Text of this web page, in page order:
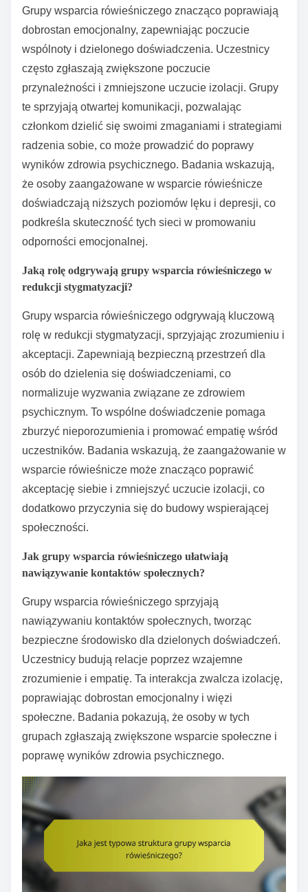
Grupy wsparcia rówieśniczego znacząco poprawiają
dobrostan emocjonalny, zapewniając poczucie
wspólnoty i dzielonego doświadczenia. Uczestnicy
często zgłaszają zwiększone poczucie
przynależności i zmniejszone uczucie izolacji. Grupy
te sprzyjają otwartej komunikacji, pozwalając
członkom dzielić się swoimi zmaganiami i strategiami
radzenia sobie, co może prowadzić do poprawy
wyników zdrowia psychicznego. Badania wskazują,
że osoby zaangażowane w wsparcie rówieśnicze
doświadczają niższych poziomów lęku i depresji, co
podkreśla skuteczność tych sieci w promowaniu
odporności emocjonalnej.
Jaką rolę odgrywają grupy wsparcia rówieśniczego w
redukcji stygmatyzacji?
Grupy wsparcia rówieśniczego odgrywają kluczową
rolę w redukcji stygmatyzacji, sprzyjając zrozumieniu i
akceptacji. Zapewniają bezpieczną przestrzeń dla
osób do dzielenia się doświadczeniami, co
normalizuje wyzwania związane ze zdrowiem
psychicznym. To wspólne doświadczenie pomaga
zburzyć nieporozumienia i promować empatię wśród
uczestników. Badania wskazują, że zaangażowanie w
wsparcie rówieśnicze może znacząco poprawić
akceptację siebie i zmniejszyć uczucie izolacji, co
dodatkowo przyczynia się do budowy wspierającej
społeczności.
Jak grupy wsparcia rówieśniczego ułatwiają
nawiązywanie kontaktów społecznych?
Grupy wsparcia rówieśniczego sprzyjają
nawiązywaniu kontaktów społecznych, tworząc
bezpieczne środowisko dla dzielonych doświadczeń.
Uczestnicy budują relacje poprzez wzajemne
zrozumienie i empatię. Ta interakcja zwalcza izolację,
poprawiając dobrostan emocjonalny i więzi
społeczne. Badania pokazują, że osoby w tych
grupach zgłaszają zwiększone wsparcie społeczne i
poprawę wyników zdrowia psychicznego.